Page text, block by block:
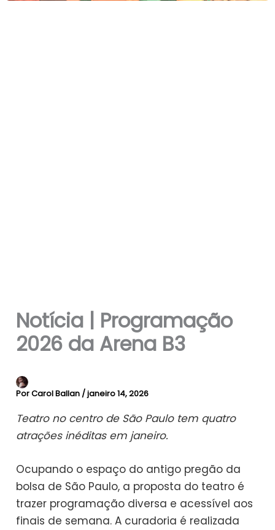
Notícia | Programação
2026 da Arena B3
PorCarol Ballan /janeiro 14, 2026
Teatro no centro de São Paulo tem quatro
atrações inéditas em janeiro.
Ocupando o espaço do antigo pregão da
bolsa de São Paulo, a proposta do teatro é
trazer programação diversa e acessível aos
finais de semana. A curadoria é realizada